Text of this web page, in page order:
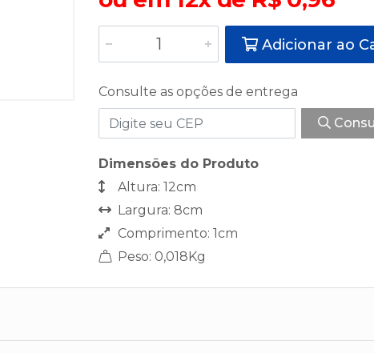
Adicionar ao
Consulte as opções de entrega
Dimensões do Produto
Altura: 12cm
Largura: 8cm
Comprimento: 1cm
Peso: 0,018Kg